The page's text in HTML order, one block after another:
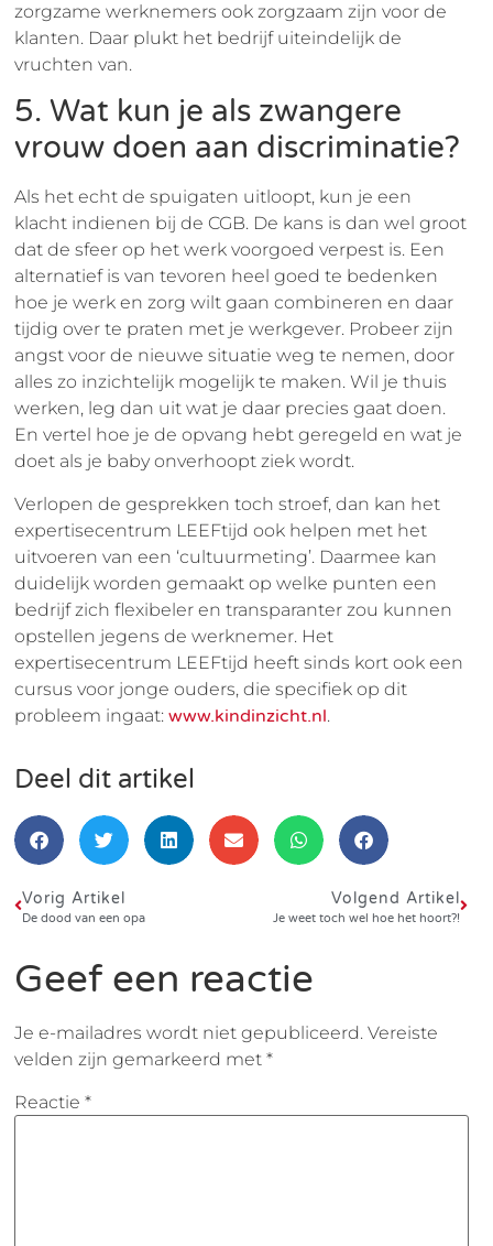
zorgzame werknemers ook zorgzaam zijn voor de
klanten. Daar plukt het bedrijf uiteindelijk de
vruchten van.
5. Wat kun je als zwangere
vrouw doen aan discriminatie?
Als het echt de spuigaten uitloopt, kun je een
klacht indienen bij de CGB. De kans is dan wel groot
dat de sfeer op het werk voorgoed verpest is. Een
alternatief is van tevoren heel goed te bedenken
hoe je werk en zorg wilt gaan combineren en daar
tijdig over te praten met je werkgever. Probeer zijn
angst voor de nieuwe situatie weg te nemen, door
alles zo inzichtelijk mogelijk te maken. Wil je thuis
werken, leg dan uit wat je daar precies gaat doen.
En vertel hoe je de opvang hebt geregeld en wat je
doet als je baby onverhoopt ziek wordt.
Verlopen de gesprekken toch stroef, dan kan het
expertisecentrum LEEFtijd ook helpen met het
uitvoeren van een ‘cultuurmeting’. Daarmee kan
duidelijk worden gemaakt op welke punten een
bedrijf zich flexibeler en transparanter zou kunnen
opstellen jegens de werknemer. Het
expertisecentrum LEEFtijd heeft sinds kort ook een
cursus voor jonge ouders, die specifiek op dit
probleem ingaat:www.kindinzicht.nl.
Deel dit artikel
Vorig Artikel
De dood van een opa
Volgend Artikel
Je weet toch wel hoe het hoort?!
Geef een reactie
Je e-mailadres wordt niet gepubliceerd. Vereiste
velden zijn gemarkeerd met*
Reactie*